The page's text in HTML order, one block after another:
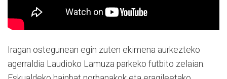
Iragan ostegunean egin zuten ekimena aurkezteko
agerraldia Laudioko Lamuza parkeko futbito zelaian.